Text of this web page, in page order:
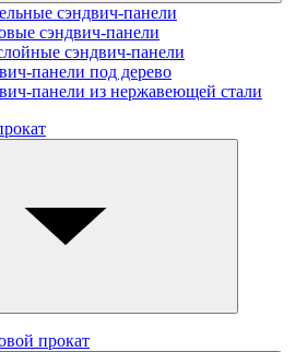
сэндвич-панели
cэндвич-панели
сэндвич-панели
панели под дерево
панели из нержавеющей стали
прокат